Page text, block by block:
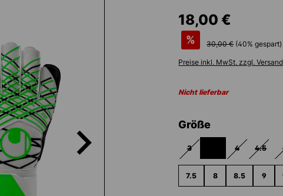
18,00 €
% 30,00 € (40% gespart)
Preise inkl. MwSt. zzgl.
Nicht lieferbar
Größeauswählen
3
(DIESE OPTION IST ZURZEIT
(DIESE OPTION IST
4
(DIESE
4.5
7.5 8 8.5 9